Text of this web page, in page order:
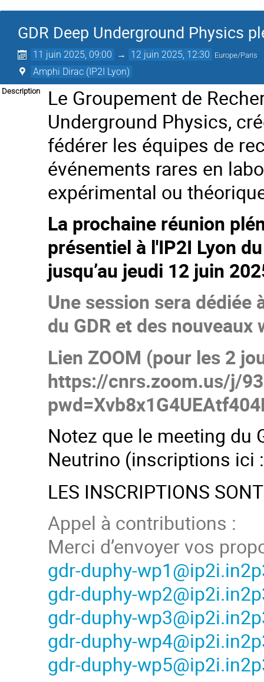
GDR Deep Underground Physics
11 juin 2025, 09:00 → 12 juin 2025, 12:30 Europe/Paris
Amphi Dirac (IP2I Lyon)
Description
Le Groupement de
Underground Physics,
fédérer les équipes de
événements rares en
expérimental ou
La prochaine réunion
présentiel à l'IP2I Lyon
jusqu’au jeudi 12 juin
Une session sera dédiée
du GDR et des
Lien ZOOM (pour les 2
https://cnrs.zoom.us/j/
Notez que le meeting du
Neutrino (inscriptions ici
LES INSCRIPTIONS
Appel à contributions :
Merci d’envoyer vos
gdr-duphy-
gdr-duphy-
gdr-duphy-
gdr-duphy-
gdr-duphy-